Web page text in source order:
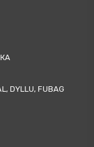
FUBAG